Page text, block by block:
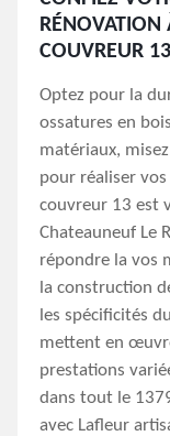
RÉNOVATION
COUVREUR 13
Optez pour la
ossatures en
matériaux,
pour réaliser
couvreur 13 est
Chateauneuf Le
répondre la vos
la construction
les spécificités
mettent en
prestations
dans tout le
avec Lafleur